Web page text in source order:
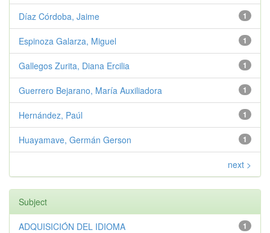
1
Díaz Córdoba, Jaime
1
Espinoza Galarza, Miguel
1
Gallegos Zurita, Diana Ercilia
1
Guerrero Bejarano, María Auxiliadora
1
Hernández, Paúl
1
Huayamave, Germán Gerson
next >
Subject
1
ADQUISICIÓN DEL IDIOMA